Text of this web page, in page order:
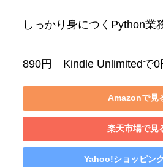
しっかり身につくPython業
890円　Kindle Unlimitedで0
Amazonで見
楽天市場で見
Yahoo!ショッピン